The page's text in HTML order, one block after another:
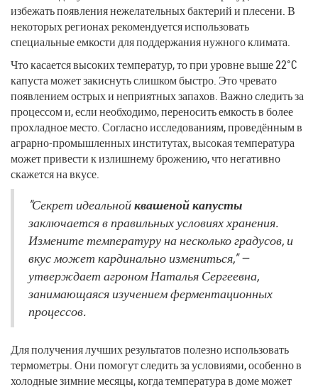
избежать появления нежелательных бактерий и плесени. В
некоторых регионах рекомендуется использовать
специальные емкости для поддержания нужного климата.
Что касается высоких температур, то при уровне выше 22°C
капуста может закиснуть слишком быстро. Это чревато
появлением острых и неприятных запахов. Важно следить за
процессом и, если необходимо, переносить емкость в более
прохладное место. Согласно исследованиям, проведённым в
аграрно-промышленных институтах, высокая температура
может привести к излишнему брожению, что негативно
скажется на вкусе.
"Секрет идеальнойквашеной капусты
заключается в правильных условиях хранения.
Измените температуру на несколько градусов, и
вкус может кардинально измениться," —
утверждает агроном Наталья Сергеевна,
занимающаяся изучением ферментационных
процессов.
Для получения лучших результатов полезно использовать
термометры. Они помогут следить за условиями, особенно в
холодные зимние месяцы, когда температура в доме может